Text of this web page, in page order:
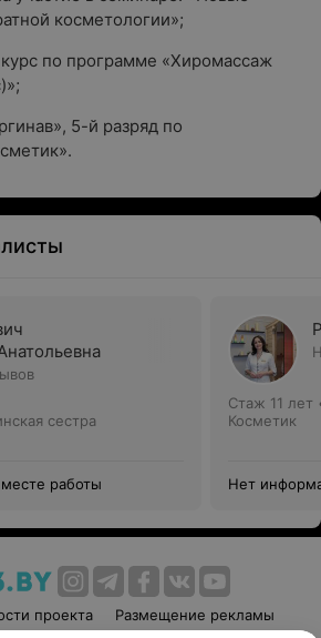
косметологии»;
по программе «Хиромассаж
5-й разряд по
сестра
работы
Стаж 11 лет
Косметик
Нет
проекта
Размещение рекламы